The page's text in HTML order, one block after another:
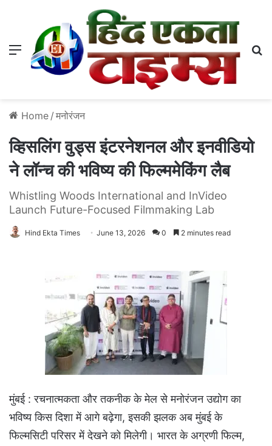
Menu
Home / मनोरंजन
व्हिसलिंग वुड्स इंटरनेशनल और इनवीडियो
ने लॉन्च की भविष्य की फिल्ममेकिंग लैब
Whistling Woods International and InVideo
Launch Future-Focused Filmmaking Lab
Hind Ekta Times June 13, 2026 0 2 minutes read
मुंबई : रचनात्मकता और तकनीक के मेल से मनोरंजन उद्योग का
भविष्य किस दिशा में आगे बढ़ेगा, इसकी झलक अब मुंबई के
फिल्मसिटी परिसर में देखने को मिलेगी। भारत के अग्रणी फिल्म,